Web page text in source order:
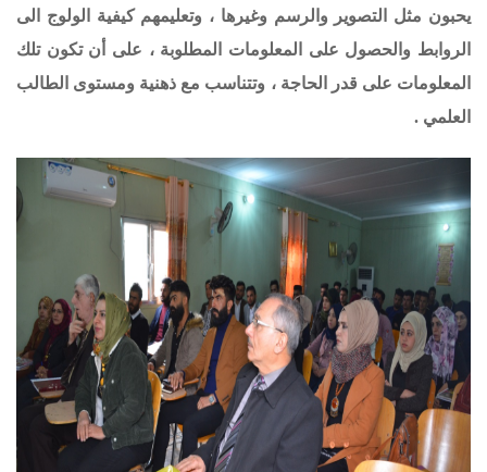
يحبون مثل التصوير والرسم وغيرها ، وتعليمهم كيفية الولوج الى
الروابط والحصول على المعلومات المطلوبة ، على أن تكون تلك
المعلومات على قدر الحاجة ، وتتناسب مع ذهنية ومستوى الطالب
العلمي .